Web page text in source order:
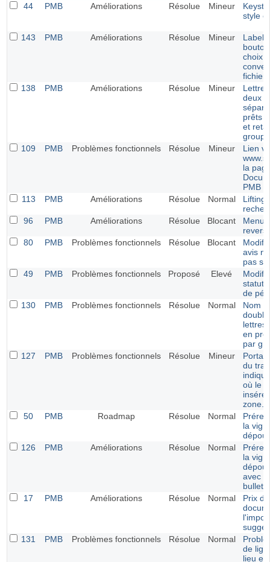
44
PMB Améliorations Résolue Mineur
style
143 PMB Améliorations Résolue Mineur
Label
choix
fichier
138
PMB Améliorations Résolue Mineur
Lettre
deux
prêts
et
groupe
109
PMB Problèmes fonctionnels Résolue Mineur
Lien
la
PMB
113
PMB Améliorations Résolue Normal
Lifting
96
PMB Améliorations Résolue Blocant
Menu
80
PMB Problèmes fonctionnels Résolue Blocant
avis
pas
49
PMB Problèmes fonctionnels Proposé Elevé
statut
de
130
PMB Problèmes fonctionnels Résolue Normal
Nom
lettres
en
par
127
PMB Problèmes fonctionnels Résolue Mineur
Portail
du
où le
inséré
zone.
50
PMB Roadmap Résolue Normal
la
126
PMB Améliorations Résolue Normal
la
avec
bulletin
17
PMB Améliorations Résolue Normal
Prix
131
PMB Problèmes fonctionnels Résolue Normal
de
lieu et